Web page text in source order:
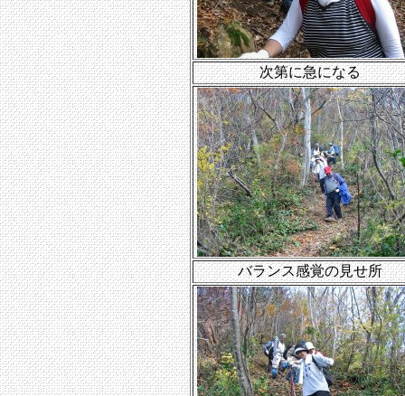
次第に急になる
バランス感覚の見せ所